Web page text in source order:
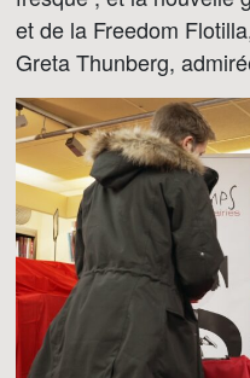
et de la Freedom
Greta Thunberg,